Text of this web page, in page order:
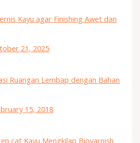
Kayu agar Finishing Awet dan
21, 2025
Ruangan Lembap dengan Bahan
15, 2018
cat Kayu Mengkilap Biovarnish